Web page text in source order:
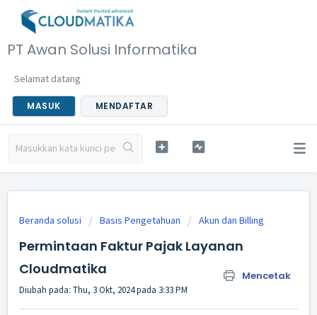
PT Awan Solusi Informatika
Selamat datang
MASUK MENDAFTAR
Beranda solusi Basis Pengetahuan Akun dan Billing
Permintaan Faktur Pajak Layanan
Cloudmatika
Mencetak
Diubah pada: Thu, 3 Okt, 2024 pada 3:33 PM